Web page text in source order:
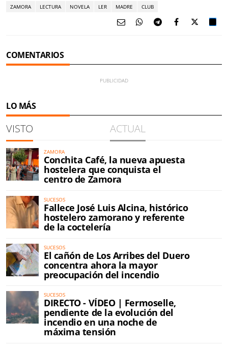
ZAMORA LECTURA NOVELA LER MADRE CLUB
COMENTARIOS
LO MÁS
VISTO ACTUAL
ZAMORA
Conchita Café, la nueva apuesta
hostelera que conquista el
centro de Zamora
SUCESOS
Fallece José Luis Alcina, histórico
hostelero zamorano y referente
de la coctelería
SUCESOS
El cañón de Los Arribes del Duero
concentra ahora la mayor
preocupación del incendio
SUCESOS
DIRECTO - VÍDEO | Fermoselle,
pendiente de la evolución del
incendio en una noche de
máxima tensión